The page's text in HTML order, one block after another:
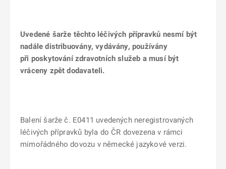
Uvedené šarže těchto léčivých přípravků nesmí být
nadále distribuovány, vydávány, používány
při poskytování zdravotních služeb a musí být
vráceny zpět dodavateli.
Balení šarže č. E0411 uvedených neregistrovaných
léčivých přípravků byla do ČR dovezena v rámci
mimořádného dovozu v německé jazykové verzi.